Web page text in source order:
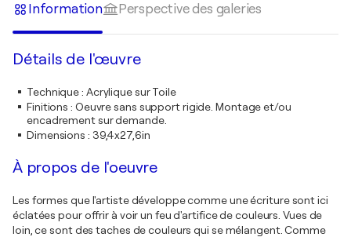
Information Perspective des galeries
Détails de l'œuvre
Technique: Acrylique sur Toile
Finitions : Oeuvre sans support rigide. Montage et/ou
encadrement sur demande.
Dimensions : 39,4x27,6in
À propos de l'oeuvre
Les formes que l'artiste développe comme une écriture sont ici
éclatées pour offrir à voir un feu d'artifice de couleurs. Vues de
loin, ce sont des taches de couleurs qui se mélangent. Comme